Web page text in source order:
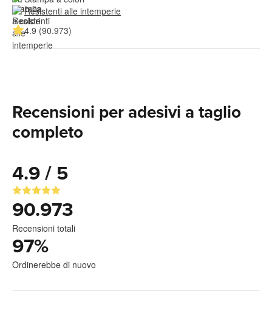
Resistenti alle intemperie
4.9 (90.973)
Recensioni per adesivi a taglio
completo
4.9 / 5
90.973
Recensioni totali
97%
Ordinerebbe di nuovo